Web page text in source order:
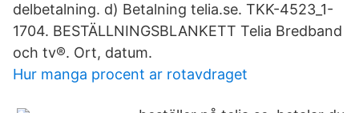
delbetalning. d) Betalning telia.se. TKK-4523_1-
1704. BESTÄLLNINGSBLANKETT Telia Bredband
och tv®. Ort, datum.
Hur manga procent ar rotavdraget